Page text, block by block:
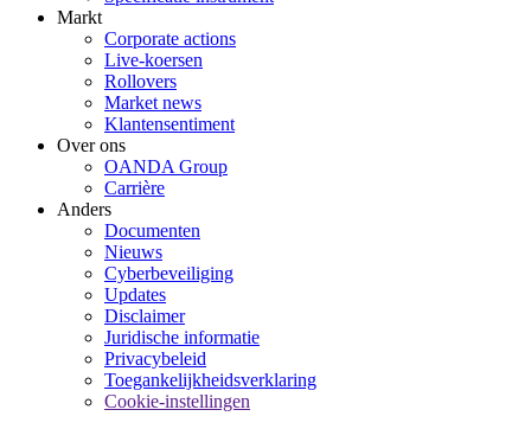
Markt
Corporate actions
Live-koersen
Rollovers
Market news
Klantensentiment
Over ons
OANDA Group
Carrière
Anders
Documenten
Nieuws
Cyberbeveiliging
Updates
Disclaimer
Juridische informatie
Privacybeleid
Toegankelijkheidsverklaring
Cookie-instellingen